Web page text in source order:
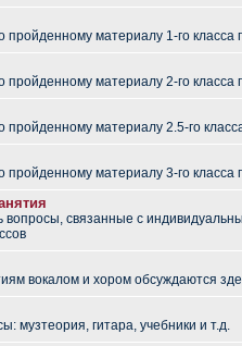
пройденному материалу 1-го класса
пройденному материалу 2-го класса
пройденному материалу 2.5-го
пройденному материалу 3-го класса
вопросы, связанные с
вокалом и хором обсуждаются
музтеория, гитара, учебники и т.д.